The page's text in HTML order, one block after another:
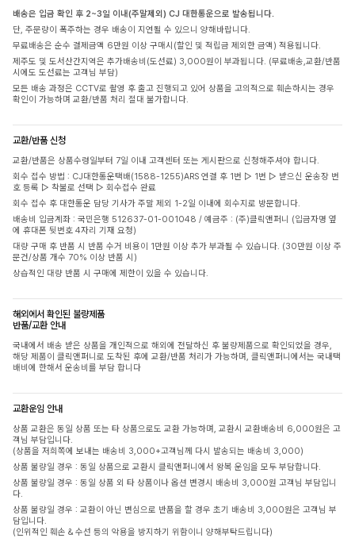
배송은 입금 확인 후 2~3일 이내(주말제외) CJ 대한통운으로 발송됩니다.
단, 주문량이 폭주하는 경우 배송이 지연될 수 있으니 양해바랍니다.
무료배송은 순수 결제금액 6만원 이상 구매시(할인 및 적립금 제외한 금액) 적용됩니다.
제주도 및 도서산간지역은 추가배송비(도선료) 3,000원이 부과됩니다. (무료배송,교환/반품
시에도 도선료는 고객님 부담)
모든 배송 과정은 CCTV로 촬영 후 출고 진행되고 있어 상품을 고의적으로 훼손하시는 경우
확인이 가능하며 교환/반품 처리 절대 불가합니다.
교환/반품 신청
교환/반품은 상품수령일부터 7일 이내 고객센터 또는 게시판으로 신청해주셔야 합니다.
회수 접수 방법 : CJ대한통운택배(1588-1255)ARS 연결 후 1번 ▷ 1번 ▷ 받으신 운송장 번
호 등록 ▷ 착불로 선택 ▷ 회수접수 완료
회수 접수 후 대한통운 담당 기사가 주말 제외 1-2일 이내에 회수지로 방문합니다.
배송비 입금계좌 : 국민은행 512637-01-001048 / 예금주 : (주)클릭앤퍼니 (입금자명 옆
에 휴대폰 뒷번호 4자리 기재 요청)
대량 구매 후 반품 시 반품 수거 비용이 1만원 이상 추가 부과될 수 있습니다. (30만원 이상 주
문건/상품 개수 70% 이상 반품 시)
상습적인 대량 반품 시 구매에 제한이 있을 수 있습니다.
해외에서 확인된 불량제품
반품/교환 안내
국내에서 배송 받은 상품을 개인적으로 해외에 전달하신 후 불량제품으로 확인되었을 경우,
해당 제품이 클릭앤퍼니로 도착된 후에 교환/반품 처리가 가능하며, 클릭앤퍼니에서는 국내택
배비에 한해서 운송비를 부담 합니다
교환운임 안내
상품 교환은 동일 상품 또는 타 상품으로도 교환 가능하며, 교환시 교환배송비 6,000원은 고
객님 부담입니다.
(상품을 저희쪽에 보내는 배송비 3,000+고객님께 다시 발송되는 배송비 3,000)
상품 불량일 경우 : 동일 상품으로 교환시 클릭앤퍼니에서 왕복 운임을 모두 부담합니다.
상품 불량일 경우 : 동일 상품 외 타 상품이나 옵션 변경시 배송비 3,000원 고객님 부담입니
다.
상품 불량일 경우 : 교환이 아닌 변심으로 반품을 할 경우 초기 배송비 3,000원은 고객님 부
담입니다.
(인위적인 훼손 & 수선 등의 악용을 방지하기 위함이니 양해부탁드립니다)